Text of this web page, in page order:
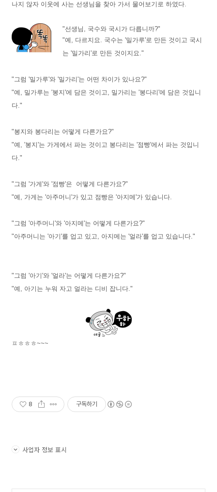
나지 않자 이웃에 사는 선생님을 찾아 가서 물어보기로 하였다.
"선생님, 국수와 국시가 다릅니까?"
"예, 다르지요. 국수는 '밀가루'로 만든 것이고 국시
는 '밀가리'로 만든 것이지요."
"그럼 '밀가루'와 '밀가리'는 어떤 차이가 있나요?"
"예, 밀가루는 '봉지'에 담은 것이고, 밀가리는 '봉다리'에 담은 것입니
다."
"봉지와 봉다리는 어떻게 다른가요?"
"예, '봉지'는 가게에서 파는 것이고 봉다리는 '점빵'에서 파는 것입니
다."
"그럼 '가게'와 '점빵'은 어떻게 다른가요?"
"예, 가게는 '아주머니'가 있고 점빵은 '아지메'가 있습니다.
"그럼 '아주머니'와 '아지메'는 어떻게 다른가요?"
"아주머니는 '아기'를 업고 있고, 아지메는 '얼라'를 업고 있습니다."
"그럼 '아기'와 '얼라'는 어떻게 다른가요?"
"예, 아기는 누워 자고 얼라는 디비 잡니다."
ㅍㅎㅎㅎ~~~
8 구독하기
사업자 정보 표시